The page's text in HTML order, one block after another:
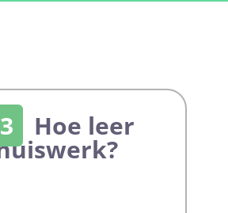
Hoe leer